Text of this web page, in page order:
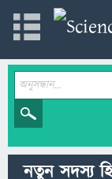
নতুন সদস্য